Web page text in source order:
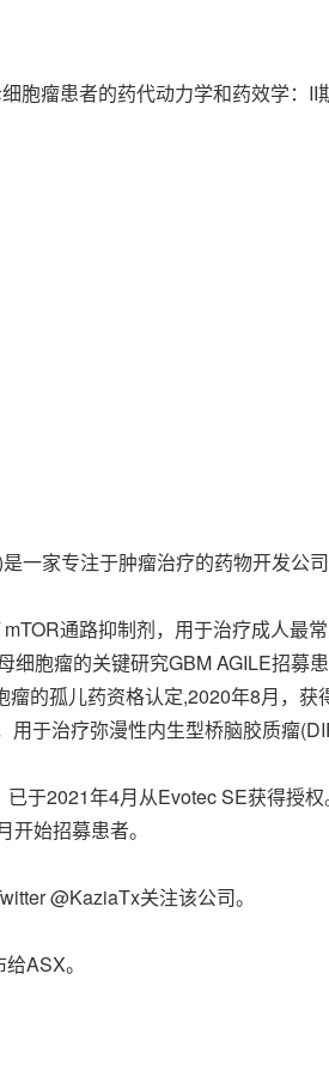
瘤患者的药代动力学和药效学：II
一家专注于肿瘤治疗的药物开发公
通路抑制剂，用于治疗成人
胞瘤的关键研究GBM AGILE招募
的孤儿药资格认定,2020年8月，
于治疗弥漫性内生型桥脑胶质瘤
于2021年4月从Evotec SE获得授
始招募患者。
@KaziaTx关注该公司。
ASX。